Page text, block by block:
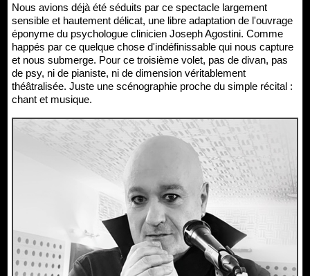
Nous avions déjà été séduits par ce spectacle largement
sensible et hautement délicat, une libre adaptation de l'ouvrage
éponyme du psychologue clinicien Joseph Agostini. Comme
happés par ce quelque chose d'indéfinissable qui nous capture
et nous submerge. Pour ce troisième volet, pas de divan, pas
de psy, ni de pianiste, ni de dimension véritablement
théâtralisée. Juste une scénographie proche du simple récital :
chant et musique.